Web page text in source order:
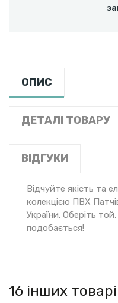
ОПИС
ДЕТАЛІ ТОВАРУ
ВІДГУКИ
Відчуйте якість та
колекцією ПВХ
України. Оберіть
подобається!
16 інших